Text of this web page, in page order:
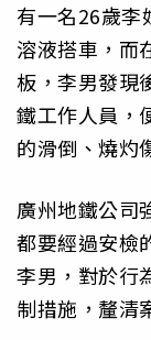
有一名26歲李
溶液搭車，而
板，李男發現
鐵工作人員，
的滑倒、燒灼
廣州地鐵公司
都要經過安檢
李男，對於行
制措施，釐清